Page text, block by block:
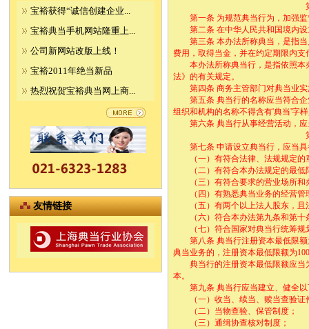
宝裕获得“诚信创建企业...
宝裕典当手机网站隆重上...
公司新网站改版上线！
宝裕2011年绝当新品
热烈祝贺宝裕典当网上商...
友情链接
第一章
第一条 为规范典当行为，加强监
第二条 在中华人民共和国境内设
第三条 本办法所称典当，是指当
费用，取得当金，并在约定期限内
本办法所称典当行，是指依照本
法》的有关规定。
第四条 商务主管部门对典当业实
第五条 典当行的名称应当符合企
组织和机构的名称不得含有'典当'字
第六条 典当行从事经营活动，应
第二章
第七条 申请设立典当行，应当具
（一）有符合法律、法规规定的
（二）有符合本办法规定的最低
（三）有符合要求的营业场所和
（四）有熟悉典当业务的经营管
（五）有两个以上法人股东，且
（六）符合本办法第九条和第十
（七）符合国家对典当行统筹规
第八条 典当行注册资本最低限额
典当业务的，注册资本最低限额为
典当行的注册资本最低限额应当
本。
第九条 典当行应当建立、健全以
（一）收当、续当、赎当查验证
（二）当物查验、保管制度；
（三）通缉协查核对制度；